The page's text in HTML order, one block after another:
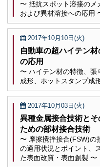
〜 抵抗スポット溶接のメ
および異材溶接への応用
2017年10月10日(火)
自動車の超ハイテン
の応用
〜 ハイテン材の特徴、
成形、ホットスタンプ成
2017年10月03日(火)
異種金属接合技術と
ための部材接合技術
〜 摩擦攪拌接合(FSW)の
の適用状況とポイント、
た表面改質・表面創製 〜